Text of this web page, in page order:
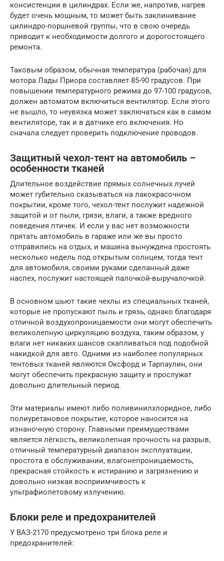
консистенции в цилиндрах. Если же, напротив, нагрев
будет очень мощным, то может быть заклинивание
цилиндро-поршневой группы, что в свою очередь
приводит к необходимости долгого и дорогостоящего
ремонта.
Таковым образом, обычная температура (рабочая) для
мотора Лады Приора составляет 85-90 градусов. При
повышении температурного режима до 97-100 градусов,
должен автоматом включиться вентилятор. Если этого
не вышло, то неувязка может заключаться как в самом
вентиляторе, так и в датчике его включения. Но
сначала следует проверить подключение проводов.
Защитный чехол-тент на автомобиль –
особенности тканей
Длительное воздействие прямых солнечных лучей
может губительно сказываться на лакокрасочном
покрытии, кроме того, чехол-тент послужит надежной
защитой и от пыли, грязи, влаги, а также вредного
поведения птичек. И если у вас нет возможности
прятать автомобиль в гараже или же вы просто
отправились на отдых, и машина вынуждена простоять
несколько недель под открытым солнцем, тогда тент
для автомобиля, своими руками сделанный даже
наспех, послужит настоящей палочкой-выручалочкой.
В основном шьют такие чехлы из специальных тканей,
которые не пропускают пыль и грязь, однако благодаря
отличной воздухопроницаемости они могут обеспечить
великолепную циркуляцию воздуха, таким образом, у
влаги нет никаких шансов скапливаться под подобной
накидкой для авто. Одними из наиболее популярных
тентовых тканей являются Оксфорд и Тарпаулин, они
могут обеспечить прекрасную защиту и прослужат
довольно длительный период.
Эти материалы имеют либо поливинилхлоридное, либо
полиуретановое покрытие, которое наносится на
изнаночную сторону. Главными преимуществами
является лёгкость, великолепная прочность на разрыв,
отличный температурный диапазон эксплуатации,
простота в обслуживании, влагонепроницаемость,
прекрасная стойкость к истиранию и загрязнению и
довольно низкая восприимчивость к
ультрафиолетовому излучению.
Блоки реле и предохранителей
У ВАЗ-2170 предусмотрено три блока реле и
предохранителей: